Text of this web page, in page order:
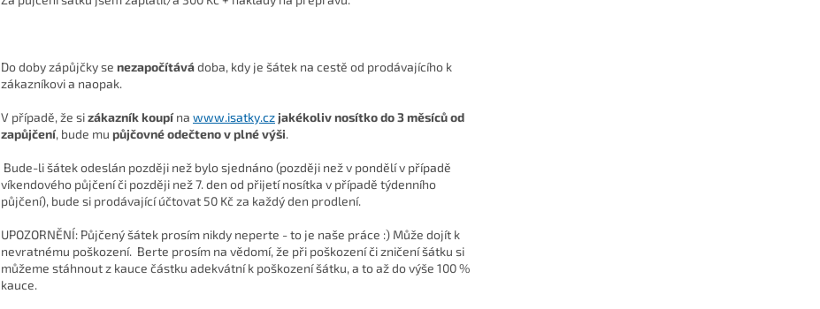
Do doby zápůjčky se nezapočítávádoba, kdy je šátek na cestě od prodávajícího k
zákazníkovi a naopak.
V případě, že sizákazník koupína www.isatky.cz jakékoliv nosítko do 3 měsíců od
zapůjčení, bude mu půjčovné odečteno v plné výši.
Bude-li šátek odeslán později než bylo sjednáno (později než v pondělí v případě
víkendového půjčení či později než 7. den od přijetí nosítka v případě týdenního
půjčení), bude si prodávající účtovat 50 Kč za každý den prodlení.
UPOZORNĚNÍ: Půjčený šátek prosím nikdy neperte - to je naše práce :) Může dojít k
nevratnému poškození. Berte prosím na vědomí, že při poškození či zničení šátku si
můžeme stáhnout z kauce částku adekvátní k poškození šátku, a to až do výše 100 %
kauce.